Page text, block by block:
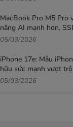
MacBook Pro M5 Pro
năng AI mạnh hơn,
05/03/2026
iPhone 17e: Mẫu
hữu sức mạnh vượt
05/03/2026